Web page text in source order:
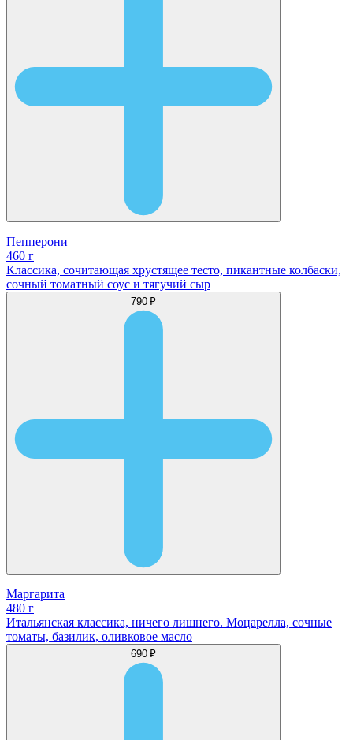
Пепперони
460 г
Классика, сочитающая хрустящее тесто, пикантные колбаски,
сочный томатный соус и тягучий сыр
790 ₽
Маргарита
480 г
Итальянская классика, ничего лишнего. Моцарелла, сочные
томаты, базилик, оливковое масло
690 ₽